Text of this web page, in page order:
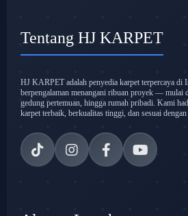
Tentang HJ KARPET
HJ KARPET adalah penyedia karpet terpercaya di
berpengalaman menangani ribuan proyek — mulai
gedung pertemuan, hingga rumah pribadi. Kami
karpet terbaik, berkualitas tinggi, dan sesuai